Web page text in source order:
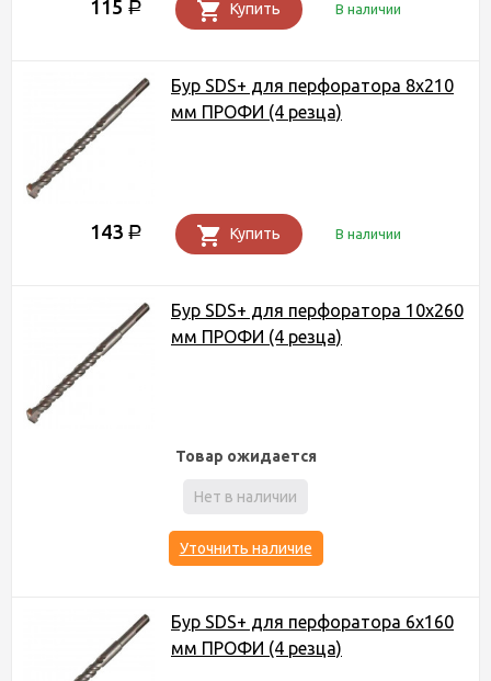
115 Р Купить В наличии
Бур SDS+ для перфоратора 8х210
мм ПРОФИ (4 резца)
143 Р Купить В наличии
Бур SDS+ для перфоратора 10х260
мм ПРОФИ (4 резца)
Товар ожидается
Нет в наличии
Уточнить наличие
Бур SDS+ для перфоратора 6х160
мм ПРОФИ (4 резца)